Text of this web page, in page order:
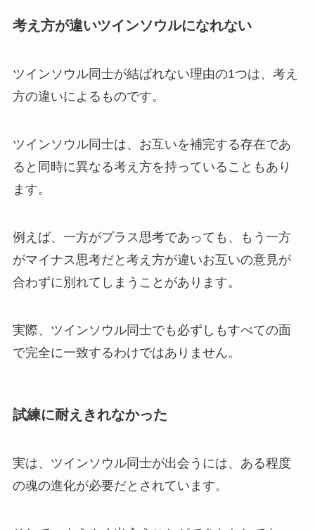
考え方が違いツインソウルになれない
ツインソウル同士が結ばれない理由の1つは、考え
方の違いによるものです。
ツインソウル同士は、お互いを補完する存在であ
ると同時に異なる考え方を持っていることもあり
ます。
例えば、一方がプラス思考であっても、もう一方
がマイナス思考だと考え方が違いお互いの意見が
合わずに別れてしまうことがあります。
実際、ツインソウル同士でも必ずしもすべての面
で完全に一致するわけではありません。
試練に耐えきれなかった
実は、ツインソウル同士が出会うには、ある程度
の魂の進化が必要だとされています。